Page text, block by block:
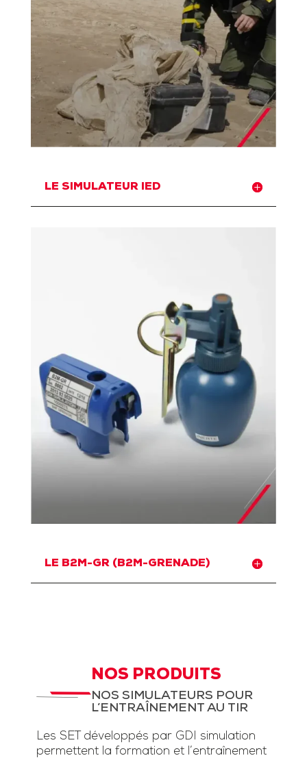
LE SIMULATEUR IED
LE B2M-GR (B2M-GRENADE)
NOS PRODUITS
NOS SIMULATEURS POUR
L’ENTRAÎNEMENT AU TIR
Les SET développés par GDI simulation
permettent la formation et l’entraînement